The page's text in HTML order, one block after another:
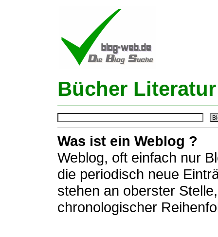
Bücher Literatur
Was ist ein Weblog ?
Weblog, oft einfach nur
die periodisch neue
stehen an oberster
chronologischer